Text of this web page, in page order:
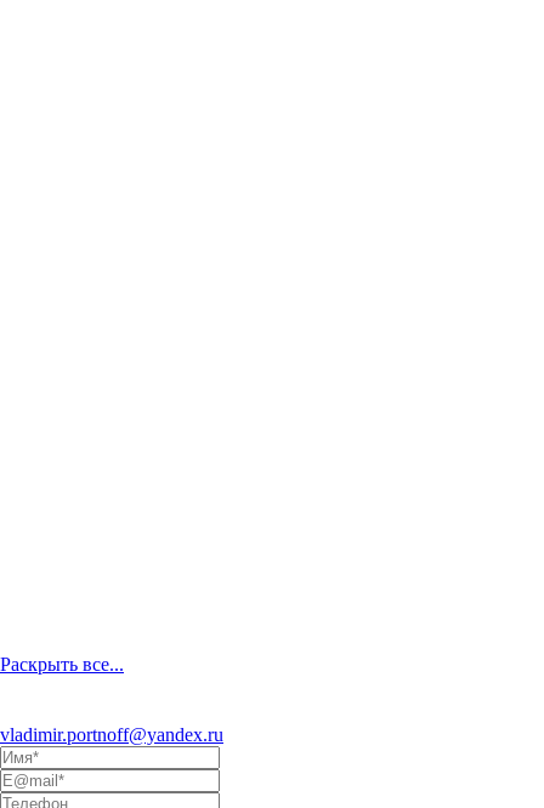
Раскрыть все...
vladimir.portnoff@yandex.ru